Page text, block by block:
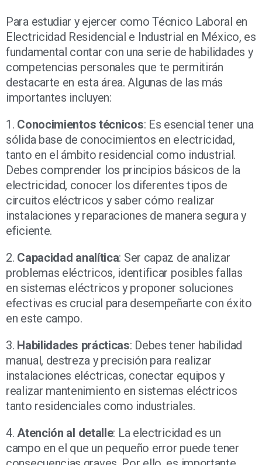
Para estudiar y ejercer como Técnico Laboral en
Electricidad Residencial e Industrial en México, es
fundamental contar con una serie de habilidades y
competencias personales que te permitirán
destacarte en esta área. Algunas de las más
importantes incluyen:
1. Conocimientos técnicos: Es esencial tener una
sólida base de conocimientos en electricidad,
tanto en el ámbito residencial como industrial.
Debes comprender los principios básicos de la
electricidad, conocer los diferentes tipos de
circuitos eléctricos y saber cómo realizar
instalaciones y reparaciones de manera segura y
eficiente.
2. Capacidad analítica: Ser capaz de analizar
problemas eléctricos, identificar posibles fallas
en sistemas eléctricos y proponer soluciones
efectivas es crucial para desempeñarte con éxito
en este campo.
3. Habilidades prácticas: Debes tener habilidad
manual, destreza y precisión para realizar
instalaciones eléctricas, conectar equipos y
realizar mantenimiento en sistemas eléctricos
tanto residenciales como industriales.
4. Atención al detalle: La electricidad es un
campo en el que un pequeño error puede tener